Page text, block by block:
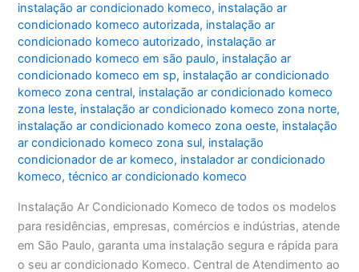
instalação ar condicionado komeco, instalação ar
condicionado komeco autorizada, instalação ar
condicionado komeco autorizado, instalação ar
condicionado komeco em são paulo, instalação ar
condicionado komeco em sp, instalação ar condicionado
komeco zona central, instalação ar condicionado komeco
zona leste, instalação ar condicionado komeco zona norte,
instalação ar condicionado komeco zona oeste, instalação
ar condicionado komeco zona sul, instalação
condicionador de ar komeco, instalador ar condicionado
komeco,técnico ar condicionado komeco
Instalação Ar Condicionado Komeco de todos os modelos
para residências, empresas, comércios e indústrias, atende
em São Paulo, garanta uma instalação segura e rápida para
o seu ar condicionado Komeco. Central de Atendimento ao